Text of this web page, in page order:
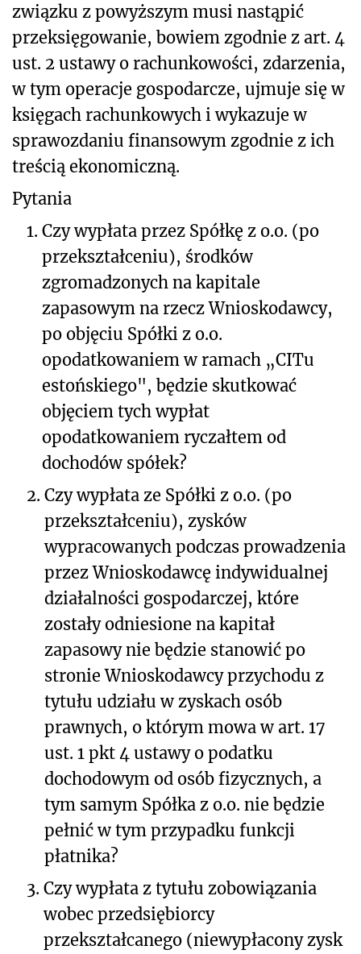
związku z powyższym musi nastąpić
przeksięgowanie, bowiem zgodnie z art. 4
ust. 2 ustawy o rachunkowości, zdarzenia,
w tym operacje gospodarcze, ujmuje się w
księgach rachunkowych i wykazuje w
sprawozdaniu finansowym zgodnie z ich
treścią ekonomiczną.
Pytania
1. Czy wypłata przez Spółkę z o.o. (po
przekształceniu), środków
zgromadzonych na kapitale
zapasowym na rzecz Wnioskodawcy,
po objęciu Spółki z o.o.
opodatkowaniem w ramach „CITu
estońskiego", będzie skutkować
objęciem tych wypłat
opodatkowaniem ryczałtem od
dochodów spółek?
2. Czy wypłata ze Spółki z o.o. (po
przekształceniu), zysków
wypracowanych podczas prowadzenia
przez Wnioskodawcę indywidualnej
działalności gospodarczej, które
zostały odniesione na kapitał
zapasowy nie będzie stanowić po
stronie Wnioskodawcy przychodu z
tytułu udziału w zyskach osób
prawnych, o którym mowa w art. 17
ust. 1 pkt 4 ustawy o podatku
dochodowym od osób fizycznych, a
tym samym Spółka z o.o. nie będzie
pełnić w tym przypadku funkcji
płatnika?
3. Czy wypłata z tytułu zobowiązania
wobec przedsiębiorcy
przekształcanego (niewypłacony zysk